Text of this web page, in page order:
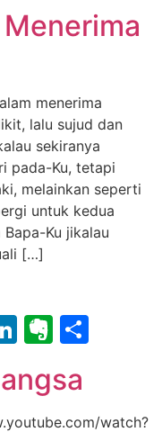
menerima
lalu sujud dan
sekiranya
pada-Ku, tetapi
melainkan seperti
untuk kedua
Ku jikalau
[…]
LinkedIn
watch?